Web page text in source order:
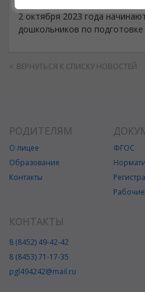
2 октября 2023 года
дошкольников по
ВЕРНУТЬСЯ К СПИСКУ НОВОСТЕЙ
РОДИТЕЛЯМ
О лицее
Образование
Контакты
ФГОС
КОНТАКТЫ
8 (8452) 49-42-42
8 (8453) 71-17-35
pgl494242@mail.ru